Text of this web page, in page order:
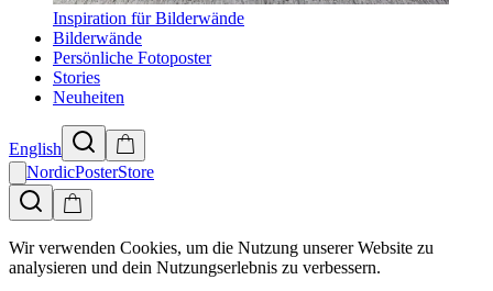
Inspiration für Bilderwände
Bilderwände
Persönliche Fotoposter
Stories
Neuheiten
English
NordicPosterStore
Wir verwenden Cookies, um die Nutzung unserer Website zu
analysieren und dein Nutzungserlebnis zu verbessern.